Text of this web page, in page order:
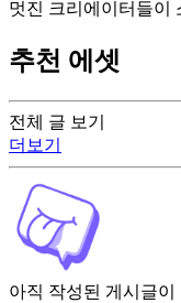
전체 글 보기
더보기
아직 작성된 게시글이
멋진 크리에이터들이
추천 에셋